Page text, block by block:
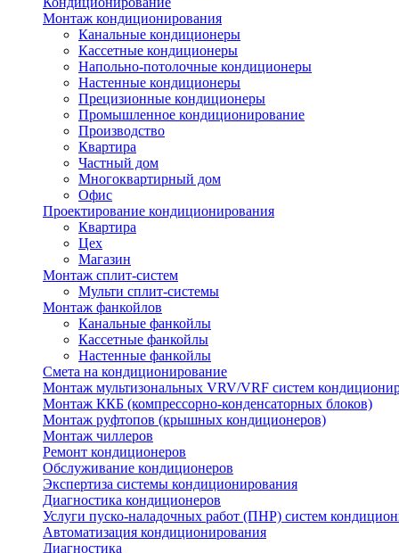
Монтаж кондиционирования
Канальные кондиционеры
Кассетные кондиционеры
Напольно-потолочные кондиционеры
Настенные кондиционеры
Прецизионные кондиционеры
Промышленное кондиционирование
Производство
Квартира
Частный дом
Многоквартирный дом
Офис
Проектирование кондиционирования
Квартира
Цех
Магазин
Монтаж сплит-систем
Мульти сплит-системы
Монтаж фанкойлов
Канальные фанкойлы
Кассетные фанкойлы
Настенные фанкойлы
Смета на кондиционирование
Монтаж мультизональных VRV/VRF систем
Монтаж ККБ (компрессорно-конденсаторных блоков)
Монтаж руфтопов (крышных кондиционеров)
Монтаж чиллеров
Ремонт кондиционеров
Обслуживание кондиционеров
Экспертиза системы кондиционирования
Диагностика кондиционеров
Услуги пуско-наладочных работ (ПНР) систем
Автоматизация кондиционирования
Диагностика